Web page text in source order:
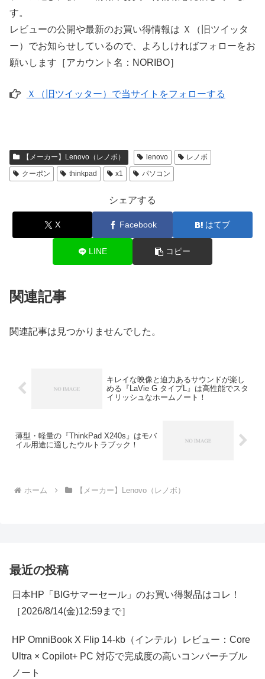
す。
レビューの公開や最新のお買い得情報は Ｘ（旧ツイッタ
ー）でお知らせしているので、よろしければフォローをお
願いします［アカウント名：NORIBO］
Ｘ（旧ツイッター）で当サイトをフォローする
【メーカー】Lenovo（レノボ） lenovo
レノボ
クーポン
thinkpad x1 パソコン
シェアする
X Facebook はてブ
LINE コピー
関連記事
関連記事は見つかりませんでした。
キレイな映像と迫力あるサウンドが楽し
める『LaVie G タイプL』は高性能でスタ
イリッシュなホームノート！
薄型・軽量の『ThinkPad X240s』はモバ
イル用途に適したウルトラブック！
ホーム 【メーカー】Lenovo（レノボ）
最近の投稿
日本HP「BIGサマーセール」のお買い得製品はコレ！
［2026/8/14(金)12:59まで］
HP OmniBook X Flip 14-kb（インテル）レビュー：Core
Ultra × Copilot+ PC 対応で完成度の高いコンバーチブル
ノート